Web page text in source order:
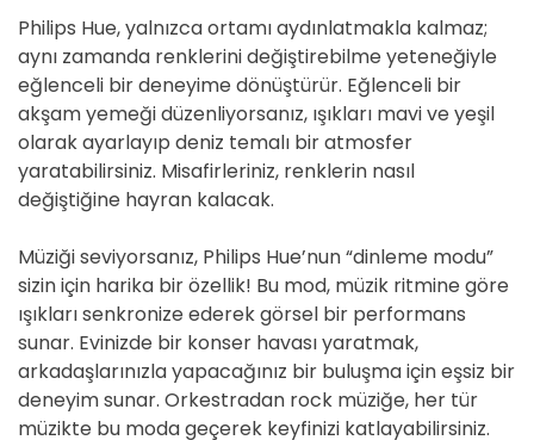
Philips Hue, yalnızca ortamı aydınlatmakla kalmaz;
aynı zamanda renklerini değiştirebilme yeteneğiyle
eğlenceli bir deneyime dönüştürür. Eğlenceli bir
akşam yemeği düzenliyorsanız, ışıkları mavi ve yeşil
olarak ayarlayıp deniz temalı bir atmosfer
yaratabilirsiniz. Misafirleriniz, renklerin nasıl
değiştiğine hayran kalacak.
Müziği seviyorsanız, Philips Hue’nun “dinleme modu”
sizin için harika bir özellik! Bu mod, müzik ritmine göre
ışıkları senkronize ederek görsel bir performans
sunar. Evinizde bir konser havası yaratmak,
arkadaşlarınızla yapacağınız bir buluşma için eşsiz bir
deneyim sunar. Orkestradan rock müziğe, her tür
müzikte bu moda geçerek keyfinizi katlayabilirsiniz.